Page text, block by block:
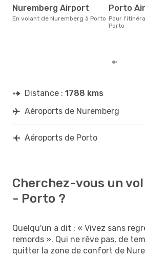
Nuremberg Airport
En volant de Nuremberg à Porto
Porto
Pour l'itinéraire de Nuremberg à
Porto
Distance : 1788 kms
Aéroports de Nuremberg
Aéroports de Porto
Cherchez-vous un
- Porto ?
Quelqu'un a dit : « Vivez sans
remords ». Qui ne rêve pas, de
quitter la zone de confort de